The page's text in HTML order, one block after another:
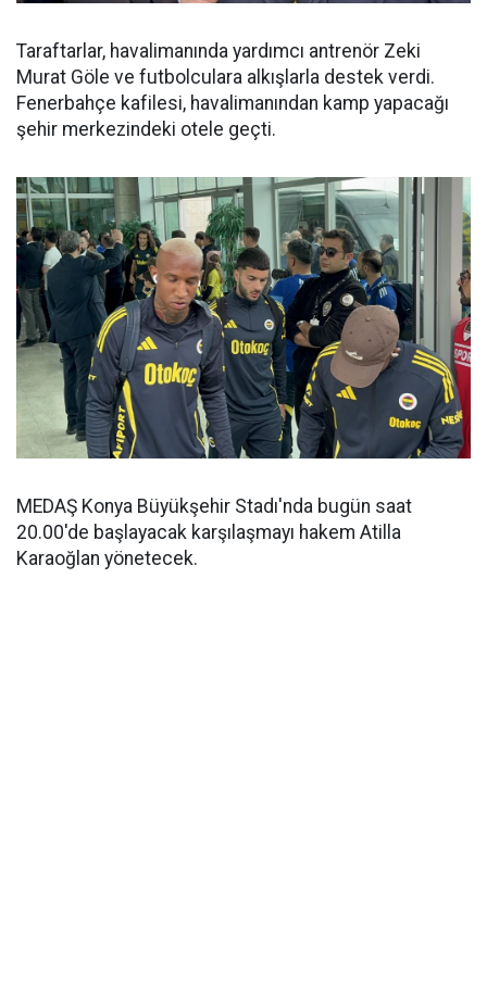
Taraftarlar, havalimanında yardımcı antrenör Zeki
Murat Göle ve futbolculara alkışlarla destek verdi.
Fenerbahçe kafilesi, havalimanından kamp yapacağı
şehir merkezindeki otele geçti.
MEDAŞ Konya Büyükşehir Stadı'nda bugün saat
20.00'de başlayacak karşılaşmayı hakem Atilla
Karaoğlan yönetecek.